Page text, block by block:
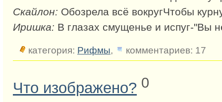
Скайлон: Обозрела всё вокругЧтобы
Иришка: В глазах смущенье и испуг-"Вы
категория: Рифмы, комментариев: 17
Что изображено? 0